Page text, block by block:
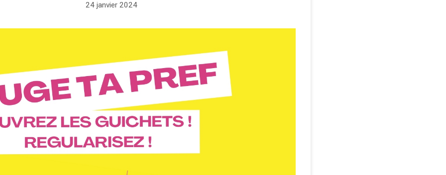
24 janvier 2024